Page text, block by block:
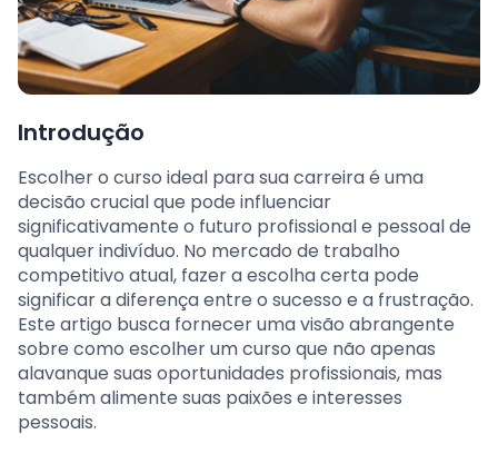
Introdução
Escolher o curso ideal para sua carreira é uma
decisão crucial que pode influenciar
significativamente o futuro profissional e pessoal de
qualquer indivíduo. No mercado de trabalho
competitivo atual, fazer a escolha certa pode
significar a diferença entre o sucesso e a frustração.
Este artigo busca fornecer uma visão abrangente
sobre como escolher um curso que não apenas
alavanque suas oportunidades profissionais, mas
também alimente suas paixões e interesses
pessoais.